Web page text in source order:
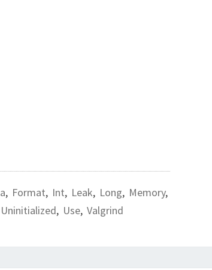
, Format, Int, Leak, Long, Memory,
Uninitialized, Use, Valgrind